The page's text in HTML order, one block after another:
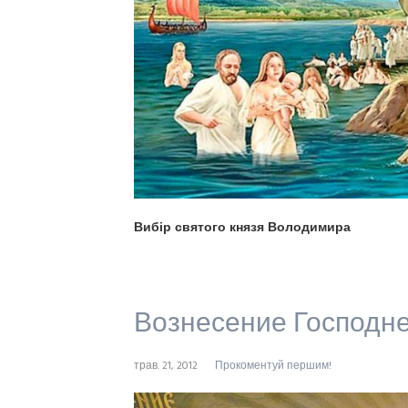
Вибір святого князя Володимира
Вознесение
трав. 21, 2012 Прокоментуй першим!